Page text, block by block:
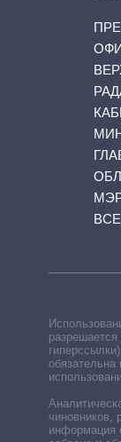
обязательна
чиновников,
информация